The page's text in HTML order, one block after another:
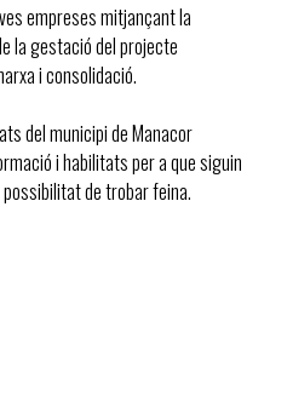
empreses mitjançant la
la gestació del projecte
i consolidació.
del municipi de Manacor
i habilitats per a que siguin
de trobar feina.